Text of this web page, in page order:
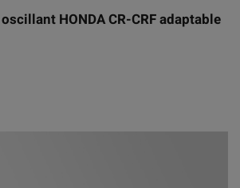
HONDA CR-CRF adaptable